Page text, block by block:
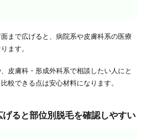
まで広げると、病院系や皮膚科系の医療
ます。
皮膚科・形成外科系で相談したい人にと
較できる点は安心材料になります。
ると部位別脱毛を確認しやすい